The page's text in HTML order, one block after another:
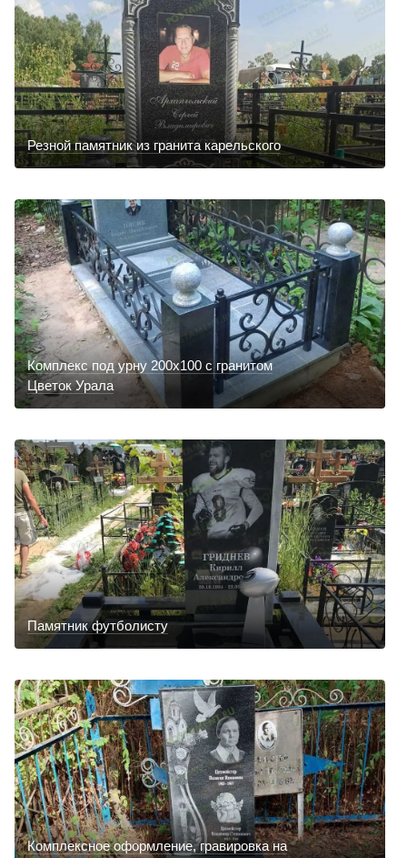
Резной памятник из гранита карельского
Комплекс под урну 200х100 с гранитом
Цветок Урала
Памятник футболисту
Комплексное оформление, гравировка на